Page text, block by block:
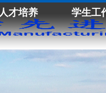
人才培养 学生工